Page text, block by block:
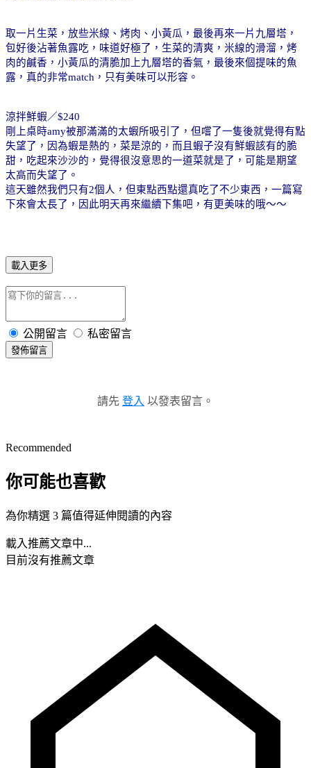
取一片生菜，放些米線、烤肉、小黃瓜，最後再來一片九層塔，
包好後沾著魚露吃，味道好極了，生菜的清爽，米線的滑溜，烤
肉的鹹香，小黃瓜的清脆加上九層塔的香氣，最後來個提味的魚
露，真的非常match ，只有美味可以形容。
涼拌鮮蝦／$240
剛上桌時amy被那滿滿的太蝦所吸引了，但嚐了一隻後就覺得有點
失望了，因為蝦是熱的，菜是涼的，而且蝦子沒有鮮蝦該有的脆
甜，吃起來沙沙的，覺得很沒意思的一道菜就是了，可能是期望
太高而失望了。
這天雖然我們只有2個人，但東點西點還真吃了不少東西，一篇寫
下來會太長了，因此明天再來繼續下集吧，有更美味的哦～～
載入更多
公開留言 私密留言
發佈留言
請先 登入 以發表留言。
Recommended
你可能也喜歡
為你精選 3 篇值得延伸閱讀的內容
載入推薦文章中...
目前沒有推薦文章